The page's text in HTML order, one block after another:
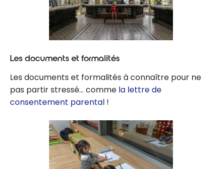
Les documents et formalités
Les documents et formalités à connaître pour ne
pas partir stressé… comme la lettre de
consentement parental !